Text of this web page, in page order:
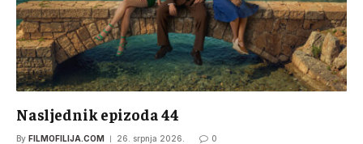
Nasljednik epizoda 44
By FILMOFILIJA.COM 26. srpnja 2026. 0